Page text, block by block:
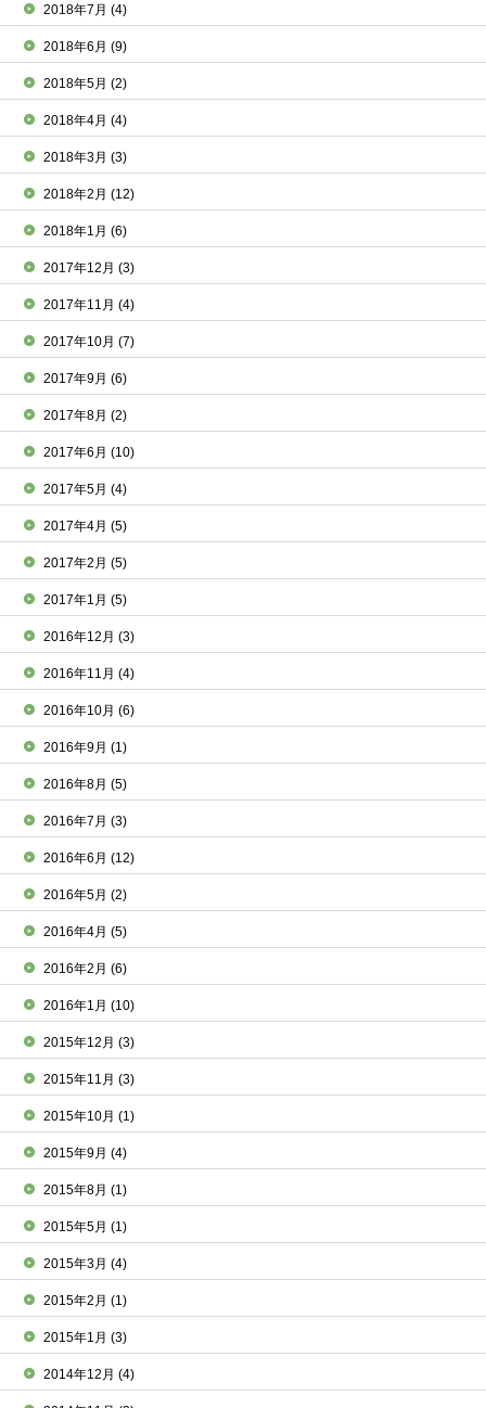
2018年7月(4)
2018年6月(9)
2018年5月(2)
2018年4月(4)
2018年3月(3)
2018年2月(12)
2018年1月(6)
2017年12月(3)
2017年11月(4)
2017年10月(7)
2017年9月(6)
2017年8月(2)
2017年6月(10)
2017年5月(4)
2017年4月(5)
2017年2月(5)
2017年1月(5)
2016年12月(3)
2016年11月(4)
2016年10月(6)
2016年9月(1)
2016年8月(5)
2016年7月(3)
2016年6月(12)
2016年5月(2)
2016年4月(5)
2016年2月(6)
2016年1月(10)
2015年12月(3)
2015年11月(3)
2015年10月(1)
2015年9月(4)
2015年8月(1)
2015年5月(1)
2015年3月(4)
2015年2月(1)
2015年1月(3)
2014年12月(4)